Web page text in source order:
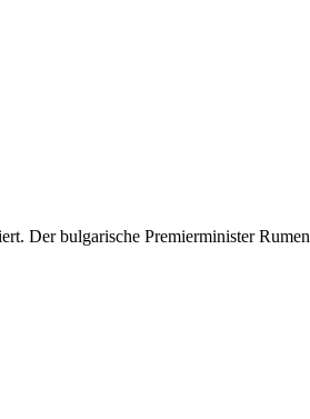
Der bulgarische Premierminister Rumen